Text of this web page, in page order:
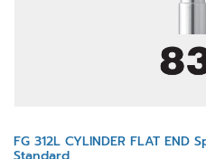
FG 312L CYLINDER FLAT END